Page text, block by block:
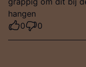
hangen
0
0